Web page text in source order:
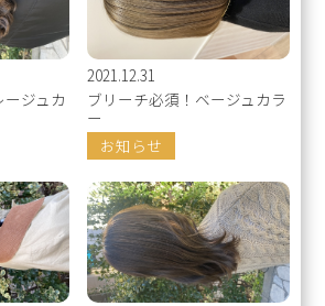
ジュカ
2021.12.31
ブリーチ必須！ベージュカラ
ー
お知らせ